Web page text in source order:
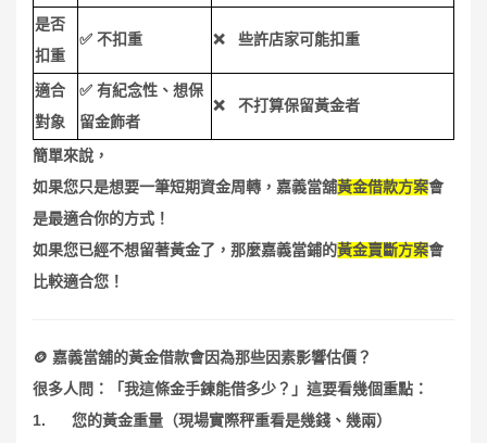
是否
扣重
✅ 不扣重 ❌ 些許店家可能扣重
適合
對象
✅ 有紀念性、想保
留金飾者
❌ 不打算保留黃金者
簡單來說，
如果您只是想要一筆短期資金周轉，嘉義當舖黃金借款方案會
是最適合你的方式！
如果您已經不想留著黃金了，那麼嘉義當鋪的黃金賣斷方案會
比較適合您！
🪙 嘉義當舖的黃金借款會因為那些因素影響估價？
很多人問：「我這條金手鍊能借多少？」這要看幾個重點：
1. 您的黃金重量（現場實際秤重看是幾錢、幾兩）